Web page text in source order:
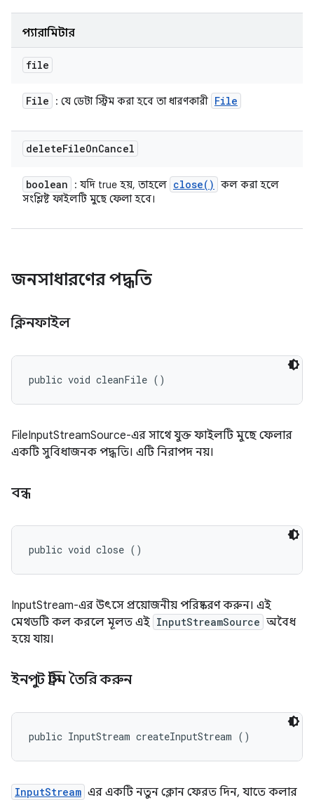
প্যারামিটার
file
File : যে ডেটা স্ট্রিম করা হবে তা ধারণকারী File
deleteFileOnCancel
boolean : যদি true হয়, তাহলে close( )
কল করা হলে
সংশ্লিষ্ট ফাইলটি মুছে ফেলা হবে।
জনসাধারণের পদ্ধতি
ক্লিনফাইল
public void cleanFile ()
FileInputStreamSource-এর সাথে যুক্ত ফাইলটি মুছে ফেলার
একটি সুবিধাজনক পদ্ধতি। এটি নিরাপদ নয়।
বন্ধ
public void close ()
InputStream-এর উৎসে প্রয়োজনীয় পরিষ্করণ করুন। এই
মেথডটি কল করলে মূলত এই InputStreamSource অবৈধ
হয়ে যায়।
ইনপুট স্ট্রিম তৈরি করুন
public InputStream createInputStream ()
InputStream এর একটি নতুন ক্লোন ফেরত দিন, যাতে কলার